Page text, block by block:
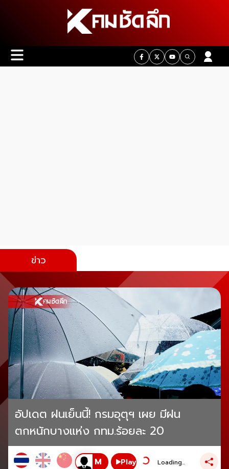
ข่าว
อัปเดต ฝนเย็นนี้! กรมอุตุฯ เผย มีฝน
ตกหนักบางแห่ง กทม.ร้อยละ 20
Play Loading...